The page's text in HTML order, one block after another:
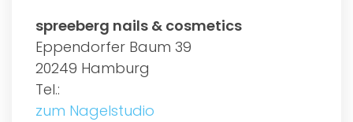
spreeberg nails & cosmetics
Eppendorfer Baum 39
20249 Hamburg
Tel.:
zum Nagelstudio